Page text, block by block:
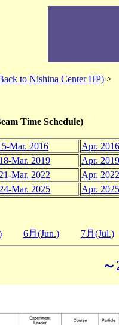
to Nishina Center HP) >
Time Schedule)
Mar. 2016
Apr.
Mar. 2019
Apr.
Mar. 2022
Apr.
Mar. 2025 Apr.
6月(Jun.) 7月(Jul.)